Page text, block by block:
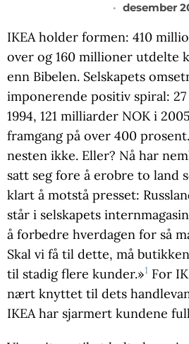
desember
IKEA holder formen: 410
over og 160 millioner utdelte
enn Bibelen. Selskapets
imponerende positiv spiral:
1994, 121 milliarder NOK i
framgang på over 400
nesten ikke. Eller? Nå har
satt seg fore å erobre to land
klart å motstå presset:
står i selskapets
å forbedre hverdagen for så
Skal vi få til dette, må
til stadig flere kunder.»1 For
nært knyttet til dets
IKEA har sjarmert kundene